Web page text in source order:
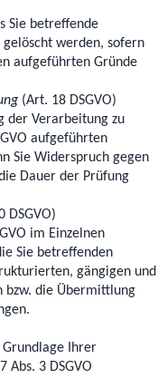
Sie betreffende
gelöscht werden, sofern
aufgeführten Gründe
(Art. 18 DSGVO)
der Verarbeitung zu
aufgeführten
Sie Widerspruch gegen
Dauer der Prüfung
DSGVO)
im Einzelnen
Sie betreffenden
gängigen und
bzw. die Übermittlung
Ihrer
Abs. 3 DSGVO